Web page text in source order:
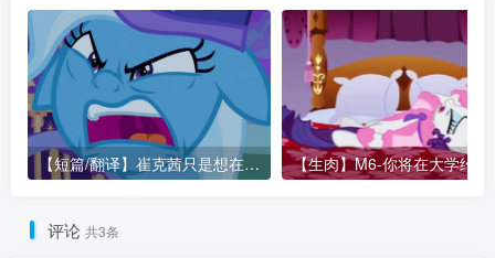
【短篇/翻译】崔克茜只是想在片头曲出现！
评论 共3条